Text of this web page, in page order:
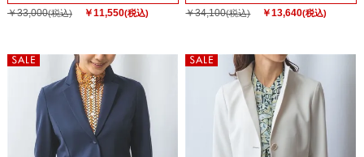
￥33,000(税込) ￥11,550(税込) ￥34,100(税込) ￥13,640(税込)